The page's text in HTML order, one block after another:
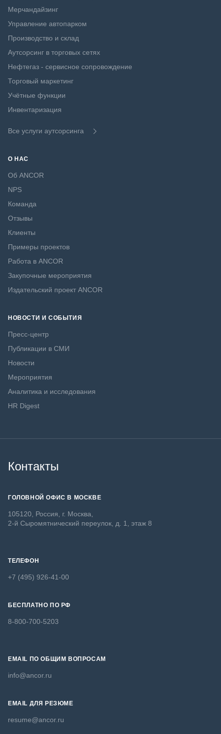
Мерчандайзинг
Управление автопарком
Производство и склад
Аутсорсинг в торговых сетях
Нефтегаз - сервисное сопровождение
Торговый маркетинг
Учётные функции
Инвентаризация
Все услуги аутсорсинга
О НАС
Об ANCOR
NPS
Команда
Отзывы
Клиенты
Примеры проектов
Работа в ANCOR
Закупочные мероприятия
Издательский проект ANCOR
НОВОСТИ И СОБЫТИЯ
Пресс-центр
Публикации в СМИ
Новости
Мероприятия
Аналитика и исследования
HR Digest
Контакты
ГОЛОВНОЙ ОФИС В МОСКВЕ
105120, Россия, г. Москва,
2-й Сыромятнический переулок, д. 1, этаж 8
ТЕЛЕФОН
+7 (495) 926-41-00
БЕСПЛАТНО ПО РФ
8-800-700-5203
EMAIL ПО ОБЩИМ ВОПРОСАМ
info@ancor.ru
EMAIL ДЛЯ РЕЗЮМЕ
resume@ancor.ru